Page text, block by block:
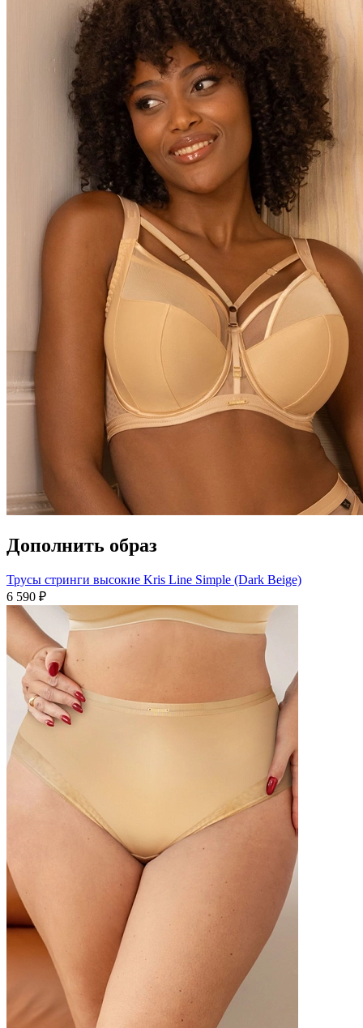
Дополнить образ
Трусы стринги высокие Kris Line Simple (Dark Beige)
6 590 ₽